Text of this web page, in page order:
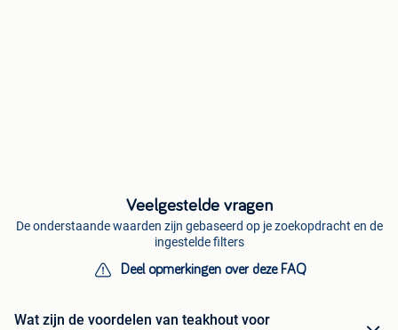
Veelgestelde vragen
De onderstaande waarden zijn gebaseerd op je zoekopdracht en de
ingestelde filters
Deel opmerkingen over deze FAQ
Wat zijn de voordelen van teakhout voor